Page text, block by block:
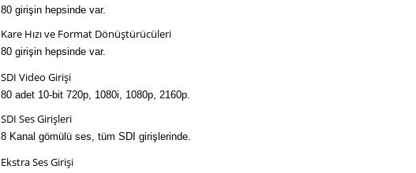
80 girişin hepsinde var.
Kare Hızı ve Format Dönüştürücüleri
80 girişin hepsinde var.
SDI Video Girişi
80 adet 10-bit 720p, 1080i, 1080p, 2160p.
SDI Ses Girişleri
8 Kanal gömülü ses, tüm SDI girişlerinde.
Ekstra Ses Girişi